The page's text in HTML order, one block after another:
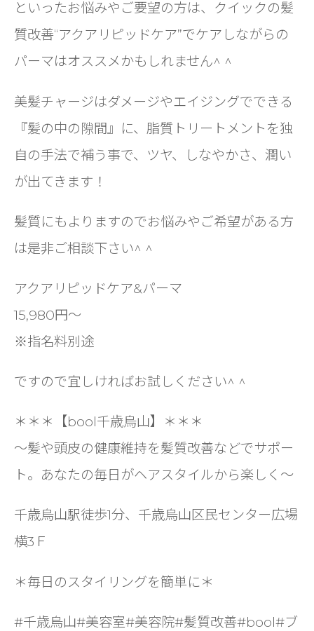
といったお悩みやご要望の方は、クイックの髪
質改善“アクアリピッドケア”でケアしながらの
パーマはオススメかもしれません^ ^
美髪チャージはダメージやエイジングでできる
『髪の中の隙間』に、脂質トリートメントを独
自の手法で補う事で、ツヤ、しなやかさ、潤い
が出てきます！
髪質にもよりますのでお悩みやご希望がある方
は是非ご相談下さい^ ^
アクアリピッドケア&パーマ
15,980円〜
※指名料別途
ですので宜しければお試しください^ ^
＊＊＊【bool千歳烏山】＊＊＊
〜髪や頭皮の健康維持を髪質改善などでサポー
ト。あなたの毎日がヘアスタイルから楽しく〜
千歳烏山駅徒歩1分、千歳烏山区民センター広場
横3Ｆ
＊毎日のスタイリングを簡単に＊
#千歳烏山#美容室#美容院#髪質改善#bool#ブ